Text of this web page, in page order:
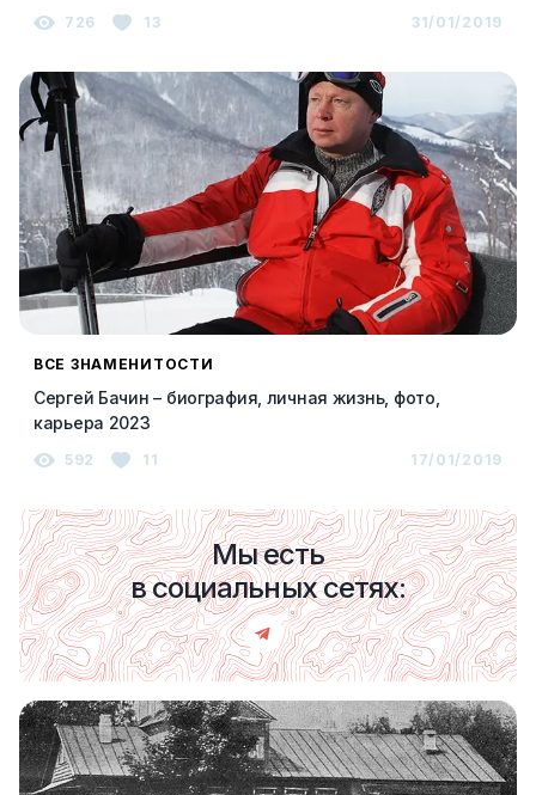
726 13 31/01/2019
ВСЕ ЗНАМЕНИТОСТИ
Сергей Бачин – биография, личная жизнь, фото,
карьера 2023
592 11 17/01/2019
Мы есть
в социальных сетях: